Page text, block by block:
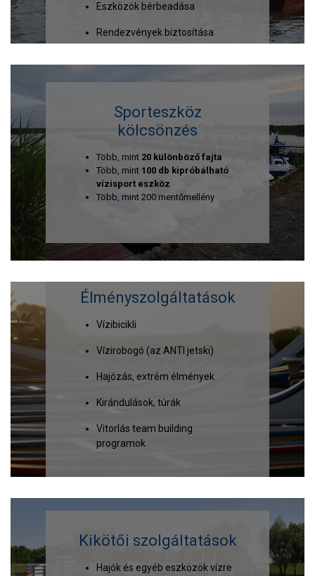
Eszközök bérbeadása
Rendezvények biztosítása
Sporteszköz
kölcsönzés
Több, mint 20 különböző fajta
Több, mint 100 db kipróbálható
vízisport eszköz
Több, mint 200 mentőmellény
Élményszolgáltatások
Vízibicikli
Vízirobogó (az ANTI jetski)
Hajózás, extrém élmények
Kirándulások, túrák
Vitorlás team building
programok
Kikötői szolgáltatások
Hajók és egyéb eszközök vízre